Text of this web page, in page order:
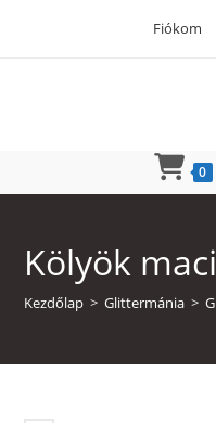
Fiókom
0
Kölyök
Kezdőlap > Glittermánia >